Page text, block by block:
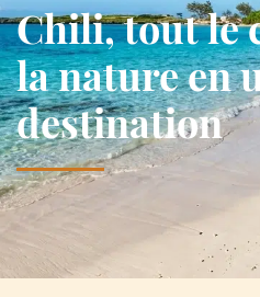
Chili, tout le
la nature en
destination